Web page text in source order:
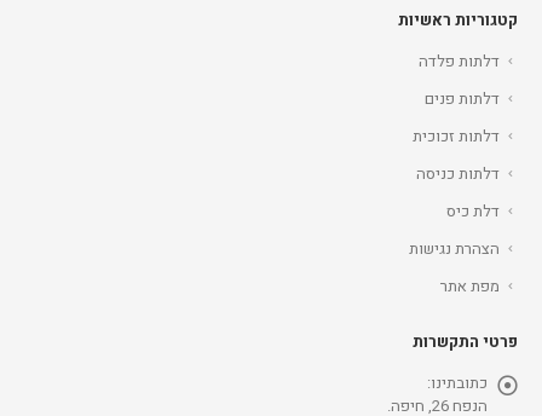
קטגוריות ראשיות
דלתות פלדה
דלתות פנים
דלתות זכוכית
דלתות כניסה
דלת כיס
הצהרת נגישות
מפת אתר
פרטי התקשרות
כתובתינו:
הנפח 26, חיפה.